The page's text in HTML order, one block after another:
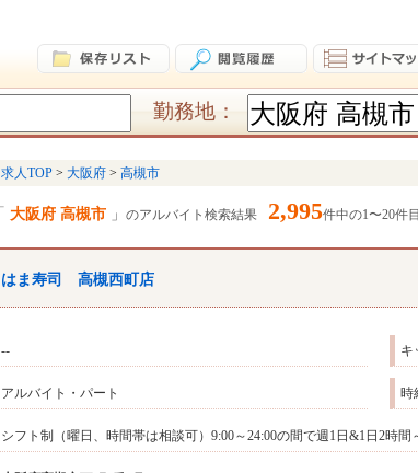
勤務地：
求人TOP 大阪府 高槻市
大阪府 高槻市 のアルバイト検索結果 2,995件中の1〜20件目
はま寿司 高槻西町店
-- キ
アルバイト・パート 時
シフト制（曜日、時間帯は相談可）9:00～24:00の間で週1日&1日2時